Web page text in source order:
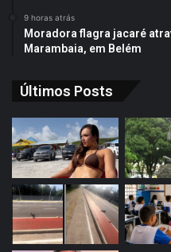
9 horas atrás
Moradora flagra jacaré
Marambaia, em Belém
Últimos Posts